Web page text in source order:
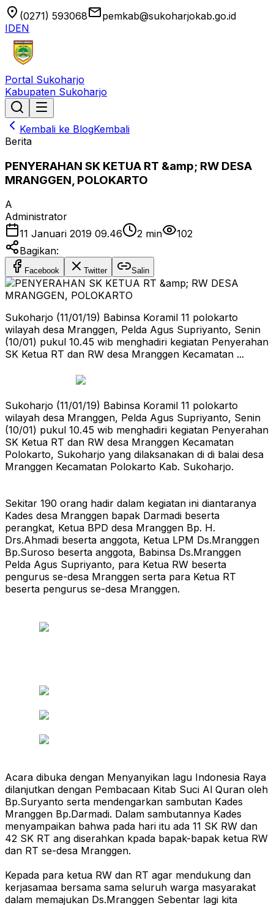
location_on (0271) 593068emailpemkab@sukoharjokab.go.id
IDEN
Portal Sukoharjo
Kabupaten Sukoharjo
Kembali ke BlogKembali
Berita
PENYERAHAN SK KETUA RT &amp; RW DESA
MRANGGEN, POLOKARTO
A
Administrator
11 Januari 2019 09.46
2 min
102
Bagikan:
Facebook Twitter Salin
Sukoharjo (11/01/19) Babinsa Koramil 11 polokarto
wilayah desa Mranggen, Pelda Agus Supriyanto, Senin
(10/01) pukul 10.45 wib menghadiri kegiatan Penyerahan
SK Ketua RT dan RW desa Mranggen Kecamatan ...
Sukoharjo (11/01/19) Babinsa Koramil 11 polokarto
wilayah desa Mranggen, Pelda Agus Supriyanto, Senin
(10/01) pukul 10.45 wib menghadiri kegiatan Penyerahan
SK Ketua RT dan RW desa Mranggen Kecamatan
Polokarto, Sukoharjo yang dilaksanakan di di balai desa
Mranggen Kecamatan Polokarto Kab. Sukoharjo.
Sekitar 190 orang hadir dalam kegiatan ini diantaranya
Kades desa Mranggen bapak Darmadi beserta
perangkat, Ketua BPD desa Mranggen Bp. H.
Drs.Ahmadi beserta anggota, Ketua LPM Ds.Mranggen
Bp.Suroso beserta anggota, Babinsa Ds.Mranggen
Pelda Agus Supriyanto, para Ketua RW beserta
pengurus se-desa Mranggen serta para Ketua RT
beserta pengurus se-desa Mranggen.
Acara dibuka dengan Menyanyikan lagu Indonesia Raya
dilanjutkan dengan Pembacaan Kitab Suci Al Quran oleh
Bp.Suryanto serta mendengarkan sambutan Kades
Mranggen Bp.Darmadi. Dalam sambutannya Kades
menyampaikan bahwa pada hari itu ada 11 SK RW dan
42 SK RT ang diserahkan kpada bapak-bapak ketua RW
dan RT se-desa Mranggen.
Kepada para ketua RW dan RT agar mendukung dan
kerjasamaa bersama sama seluruh warga masyarakat
dalam memajukan Ds.Mranggen Sebentar lagi kita